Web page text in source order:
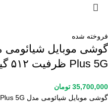
فروخته شده
Plus 5G ظرفیت ۵۱۲ گیگابایت و رم ۱۲ گیگابایت
35,700,000 تومان